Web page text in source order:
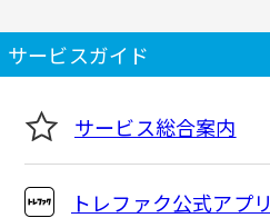
サービスガイド
サービス総合案内
トレファク公式アプリ